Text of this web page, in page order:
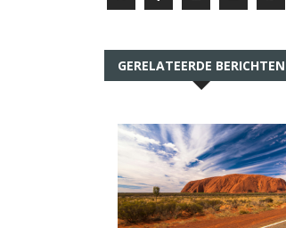
GERELATEERDE BERICHTEN